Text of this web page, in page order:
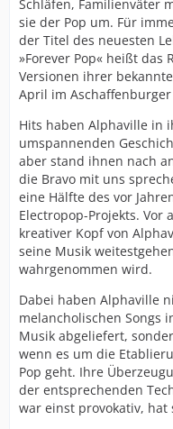
Schläfen, Familienväter
sie der Pop um. Für
der Titel des neuesten
»Forever Pop« heißt
Versionen ihrer
April im
Hits haben Alphaville in
umspannenden
aber stand ihnen nach
die Bravo mit uns
eine Hälfte des vor
Electropop-Projekts. Vor
kreativer Kopf von
seine Musik
wahrgenommen wird.
Dabei haben Alphaville
melancholischen Songs
Musik abgeliefert,
wenn es um die
Pop geht. Ihre
der entsprechenden
war einst provokativ,